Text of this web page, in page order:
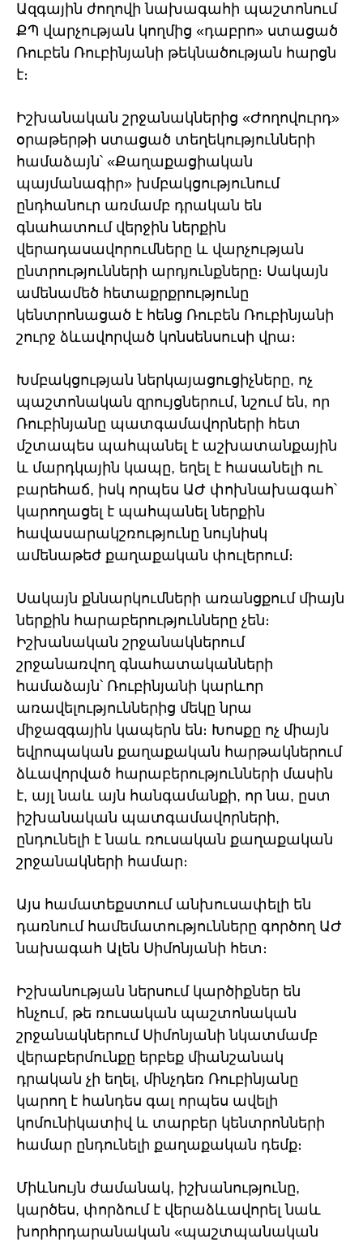
Ազգային ժողովի նախագահի պաշտոնում
ՔՊ վարչության կողմից «դաբրո» ստացած
Ռուբեն Ռուբինյանի թեկնածության հարցն
է։
Իշխանական շրջանակներից «Ժողովուրդ»
օրաթերթի ստացած տեղեկությունների
համաձայն՝ «Քաղաքացիական
պայմանագիր» խմբակցությունում
ընդհանուր առմամբ դրական են
գնահատում վերջին ներքին
վերադասավորումները և վարչության
ընտրությունների արդյունքները։ Սակայն
ամենամեծ հետաքրքրությունը
կենտրոնացած է հենց Ռուբեն Ռուբինյանի
շուրջ ձևավորված կոնսենսուսի վրա։
Խմբակցության ներկայացուցիչները, ոչ
պաշտոնական զրույցներում, նշում են, որ
Ռուբինյանը պատգամավորների հետ
մշտապես պահպանել է աշխատանքային
և մարդկային կապը, եղել է հասանելի ու
բարեհաճ, իսկ որպես ԱԺ փոխնախագահ՝
կարողացել է պահպանել ներքին
հավասարակշռությունը նույնիսկ
ամենաթեժ քաղաքական փուլերում։
Սակայն քննարկումների առանցքում միայն
ներքին հարաբերությունները չեն։
Իշխանական շրջանակներում
շրջանառվող գնահատականների
համաձայն՝ Ռուբինյանի կարևոր
առավելություններից մեկը նրա
միջազգային կապերն են։ Խոսքը ոչ միայն
եվրոպական քաղաքական հարթակներում
ձևավորված հարաբերությունների մասին
է, այլ նաև այն հանգամանքի, որ նա, ըստ
իշխանական պատգամավորների,
ընդունելի է նաև ռուսական քաղաքական
շրջանակների համար։
Այս համատեքստում անխուսափելի են
դառնում համեմատությունները գործող ԱԺ
նախագահ Ալեն Սիմոնյանի հետ։
Իշխանության ներսում կարծիքներ են
հնչում, թե ռուսական պաշտոնական
շրջանակներում Սիմոնյանի նկատմամբ
վերաբերմունքը երբեք միանշանակ
դրական չի եղել, մինչդեռ Ռուբինյանը
կարող է հանդես գալ որպես ավելի
կոմունիկատիվ և տարբեր կենտրոնների
համար ընդունելի քաղաքական դեմք։
Միևնույն ժամանակ, իշխանությունը,
կարծես, փորձում է վերաձևավորել նաև
խորհրդարանական «պաշտպանական